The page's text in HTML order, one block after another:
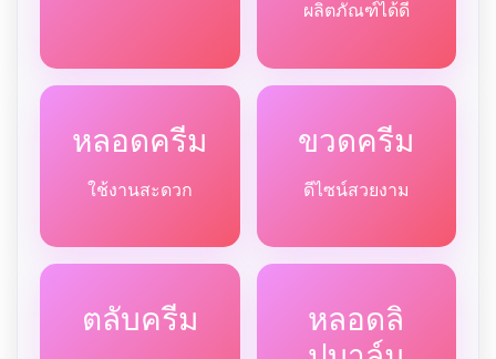
ผลิตภัณฑ์ได้ดี
หลอดครีม
ใช้งานสะดวก
ขวดครีม
ดีไซน์สวยงาม
ตลับครีม
หลอดลิ